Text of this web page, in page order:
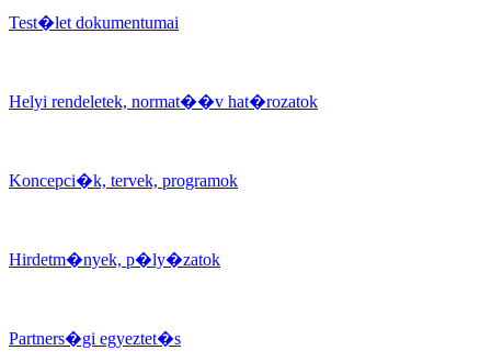
Test�let dokumentumai
Helyi rendeletek, normat��v hat�rozatok
Koncepci�k, tervek, programok
Hirdetm�nyek, p�ly�zatok
Partners�gi egyeztet�s